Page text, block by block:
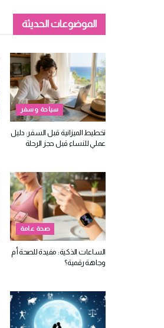
الموضوعات الحديثة
سياحة وسفر
تخطيط الميزانية قبل السفر: دليل
عملي للنساء قبل حجز الرحلة
صحة عامة
الساعات الذكية: مفيدة للصحة أم
وجاهة رقمية؟